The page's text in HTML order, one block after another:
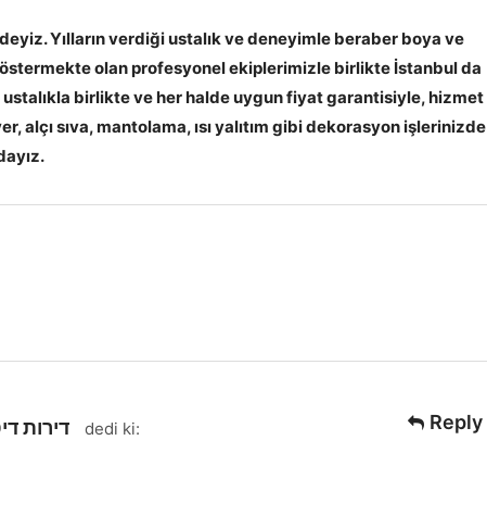
Yılların verdiği ustalık ve deneyimle beraber boya ve
olan profesyonel ekiplerimizle birlikte İstanbul da
birlikte ve her halde uygun fiyat garantisiyle, hizmet
alçı sıva, mantolama, ısı yalıtım gibi dekorasyon işlerinizde
דירות dedi ki: Reply